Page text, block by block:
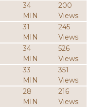
34
MIN
200
Views
31
MIN
245
Views
34
MIN
526
Views
33
MIN
351
Views
28
MIN
216
Views